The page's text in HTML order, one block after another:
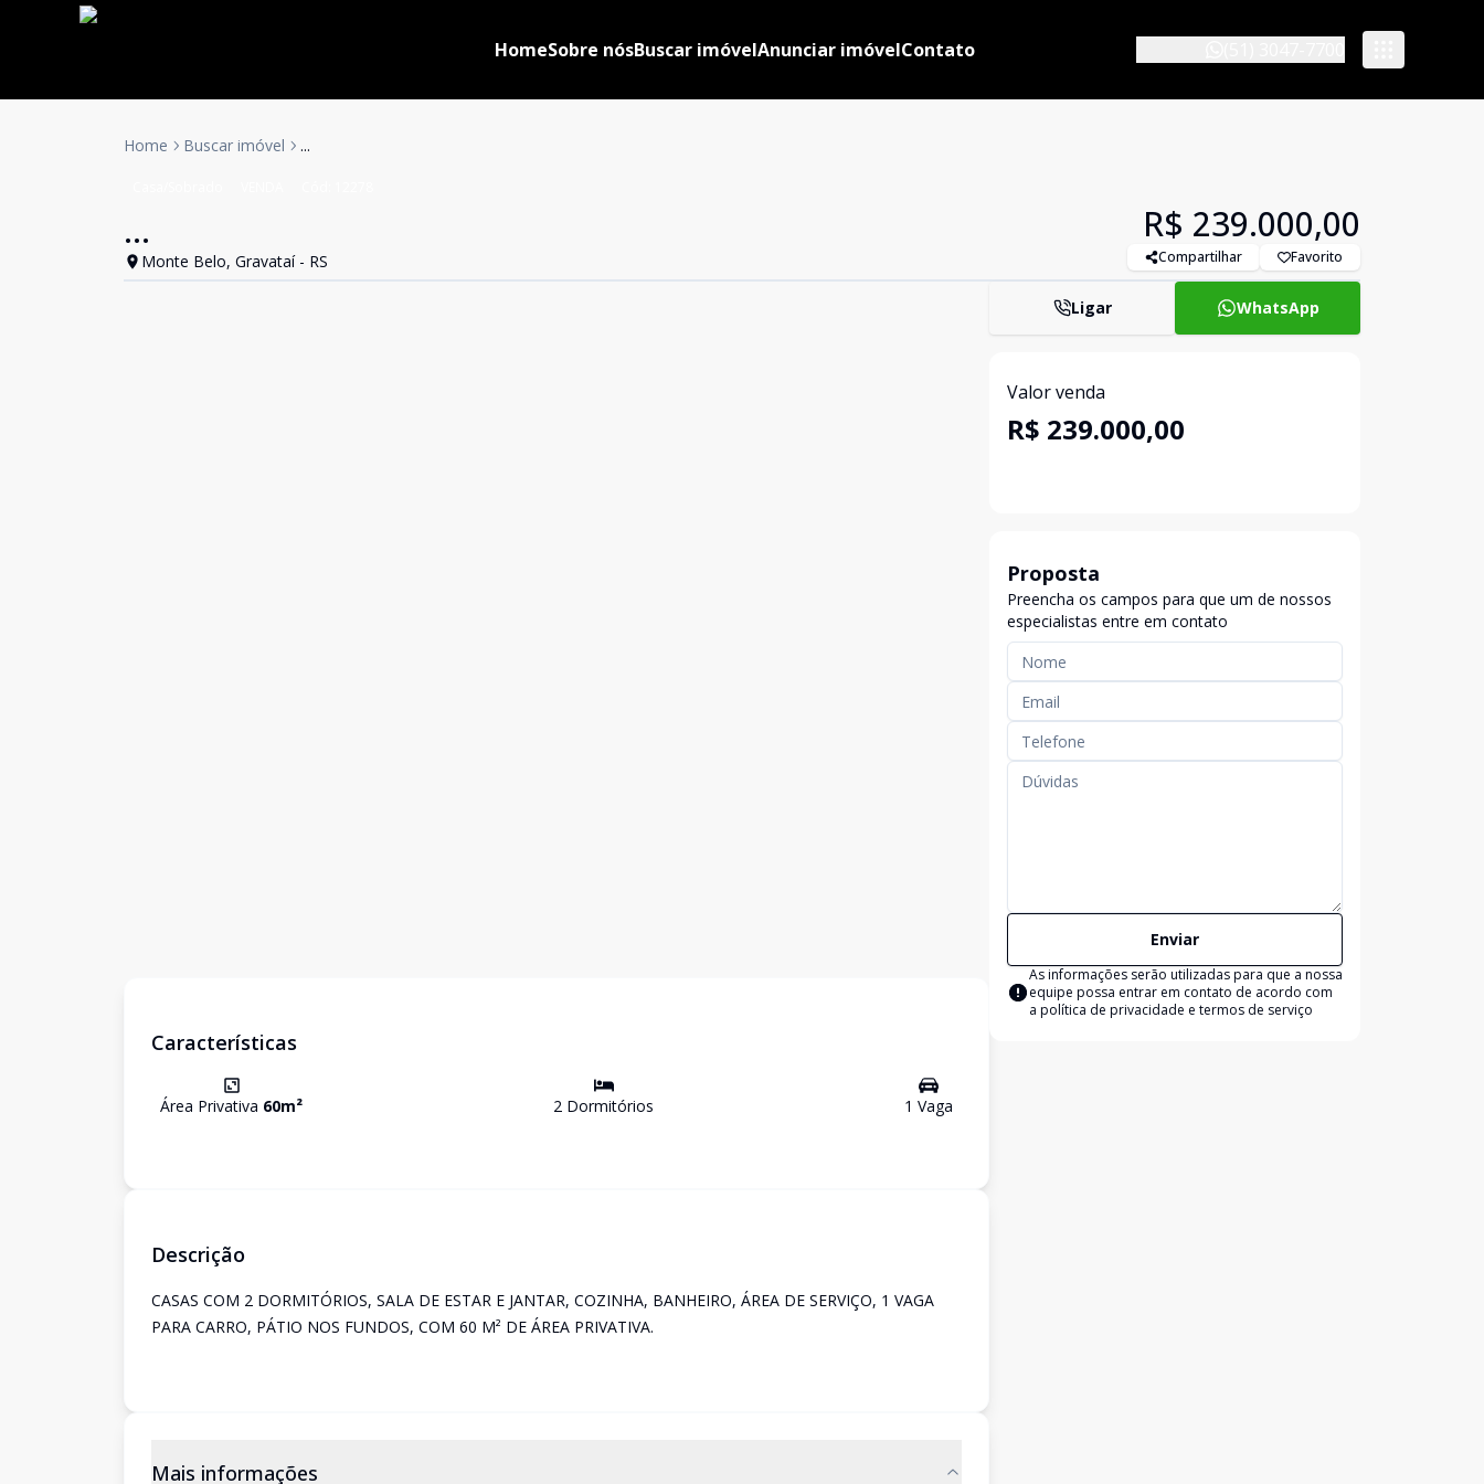
HomeSobre nósBuscar imóvelAnunciar imóvelContato
Home Buscar imóvel ...
...
Monte Belo, Gravataí - RS
R$ 239.000,00
Compartilhar Favorito
Características
Área Privativa 60m² 2 Dormitórios 1 Vaga
Descrição
CASAS COM 2 DORMITÓRIOS, SALA DE ESTAR E JANTAR, COZINHA, BANHEIRO, ÁREA DE SERVIÇO, 1 VAGA
PARA CARRO, PÁTIO NOS FUNDOS, COM 60 M² DE ÁREA PRIVATIVA.
Mais informações
Ligar WhatsApp
Valor venda
R$ 239.000,00
Proposta
Preencha os campos para que um de nossos
especialistas entre em contato
Enviar
As informações serão utilizadas para que a nossa
equipe possa entrar em contato de acordo com
a política de privacidade e termos de serviço